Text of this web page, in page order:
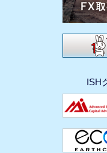
ISH